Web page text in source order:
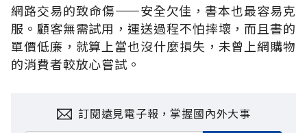
網路交易的致命傷——安全欠佳，書本也最容易克
服。顧客無需試用，運送過程不怕摔壞，而且書的
單價低廉，就算上當也沒什麼損失，未曾上網購物
的消費者較放心嘗試。
訂閱遠見電子報，掌握國內外大事